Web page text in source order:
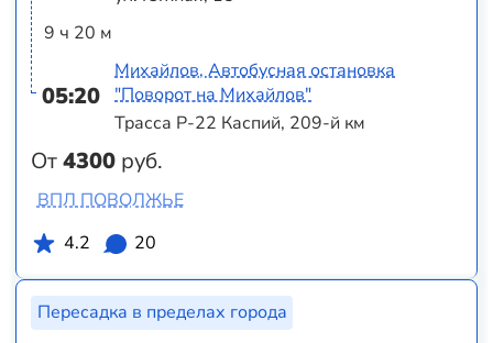
9 ч 20 м
05:20
От4300 руб.
Михайлов, Автобусная остановка
"Поворот на Михайлов"
Трасса Р-22 Каспий, 209-й км
ВПЛ ПОВОЛЖЬЕ
4.2
20
Пересадка в пределах города